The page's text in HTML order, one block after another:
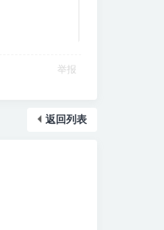
举报
返回列表